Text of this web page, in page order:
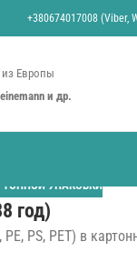
+380674017008 (Viber,
из Европы
и др.
УПАКОВКИ
год)
PS, PET) в